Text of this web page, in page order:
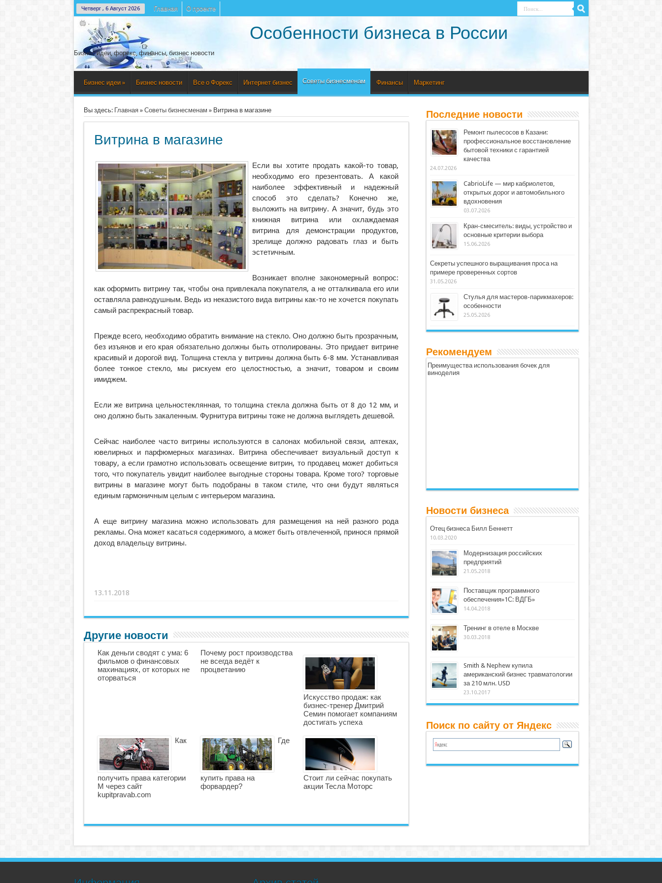
Четверг , 6 Август 2026 Главная О проекте
Особенности бизнеса в России
Бизнес идеи, форекс, финансы, бизнес новости
Бизнес идеи » Бизнес новости Все о Форекс Интернет бизнес Советы бизнесменам Финансы Маркетинг
Вы здесь: Главная» Советы бизнесменам » Витрина в магазине
Витрина в магазине
Если вы хотите продать какой-то товар,
необходимо его презентовать. А какой
наиболее эффективный и надежный
способ это сделать? Конечно же,
выложить на витрину. А значит, будь это
книжная витрина или охлаждаемая
витрина для демонстрации продуктов,
зрелище должно радовать глаз и быть
эстетичным.
Возникает вполне закономерный вопрос:
как оформить витрину так, чтобы она привлекала покупателя, а не отталкивала его или
оставляла равнодушным. Ведь из неказистого вида витрины как-то не хочется покупать
самый распрекрасный товар.
Прежде всего, необходимо обратить внимание на стекло. Оно должно быть прозрачным,
без изъянов и его края обязательно должны быть отполированы. Это придает витрине
красивый и дорогой вид. Толщина стекла у витрины должна быть 6-8 мм. Устанавливая
более тонкое стекло, мы рискуем его целостностью, а значит, товаром и своим
имиджем.
Если же витрина цельностеклянная, то толщина cтекла должна быть от 8 до 12 мм, и
оно должно быть закаленным. Фурнитура витрины тоже не должна выглядеть дешевой.
Сейчас наиболее часто витрины используются в салонах мобильной связи, аптеках,
ювелирных и парфюмерных магазинах. Витрина обеспечивает визуальный доступ к
товару, а если грамотно использовать освещение витрин, то продавец может добиться
того, что покупатель увидит наиболее выгодные стороны товара. Кроме того? торговые
витрины в магазине могут быть подобраны в таком стиле, что они будут являться
единым гармоничным целым с интерьером магазина.
А еще витрину магазина можно использовать для размещения на ней разного рода
рекламы. Она может касаться содержимого, а может быть отвлеченной, принося прямой
доход владельцу витрины.
13.11.2018
Другие новости
Как деньги сводят с ума: 6
фильмов о финансовых
махинациях, от которых не
оторваться
Почему рост производства
не всегда ведёт к
процветанию
Искусство продаж: как
бизнес-тренер Дмитрий
Семин помогает компаниям
достигать успеха
Как
получить права категории
М через сайт
kupitpravab.com
Где
купить права на
форвардер?
Стоит ли сейчас покупать
акции Тесла Моторс
Последние новости
Ремонт пылесосов в Казани:
профессиональное восстановление
бытовой техники с гарантией
качества
24.07.2026
CabrioLife — мир кабриолетов,
открытых дорог и автомобильного
вдохновения
03.07.2026
Кран-смеситель: виды, устройство и
основные критерии выбора
15.06.2026
Секреты успешного выращивания проса на
примере проверенных сортов
31.05.2026
Стулья для мастеров-парикмахеров:
особенности
25.05.2026
Рекомендуем
Преимущества использования бочек для
виноделия
Новости бизнеса
Отец бизнеса Билл Беннетт
10.03.2020
Модернизация российских
предприятий
21.05.2018
Поставщик программного
обеспечения»1С: ВДГБ»
14.04.2018
Тренинг в отеле в Москве
30.03.2018
Smith & Nephew купила
американский бизнес травматологии
за 210 млн. USD
23.10.2017
Поиск по сайту от Яндекс